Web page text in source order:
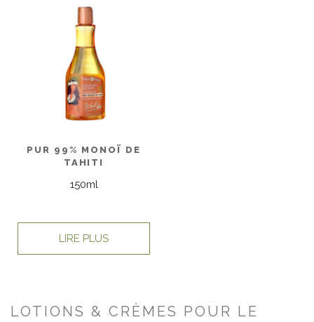
PUR 99% MONOÏ DE
TAHITI
150ml
LIRE PLUS
LOTIONS & CRÈMES POUR LE